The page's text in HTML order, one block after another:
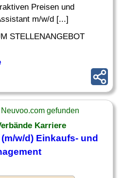
Preisen und
m/w/d [...]
STELLENANGEBOT
gefunden
Karriere
w/d) Einkaufs- und